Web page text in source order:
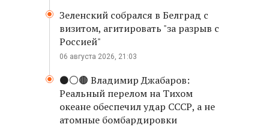
Зеленский собрался в Белград с
визитом, агитировать "за разрыв с
Россией"
06 августа 2026, 21:03
⚫️⚪️🟤 Владимир Джабаров:
Реальный перелом на Тихом
океане обеспечил удар СССР, а не
атомные бомбардировки